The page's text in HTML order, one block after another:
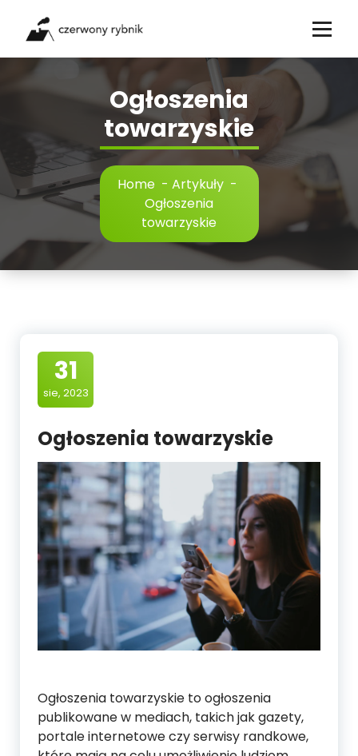
content
Ogłoszenia
towarzyskie
Home - Artykuły -
Ogłoszenia
towarzyskie
31
sie, 2023
Ogłoszenia towarzyskie
Ogłoszenia towarzyskie to ogłoszenia
publikowane w mediach, takich jak gazety,
portale internetowe czy serwisy randkowe,